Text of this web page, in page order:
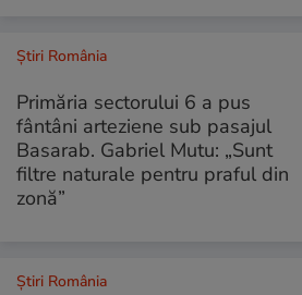
Știri România
Primăria sectorului 6 a pus
fântâni arteziene sub pasajul
Basarab. Gabriel Mutu: „Sunt
filtre naturale pentru praful din
zonă”
Știri România